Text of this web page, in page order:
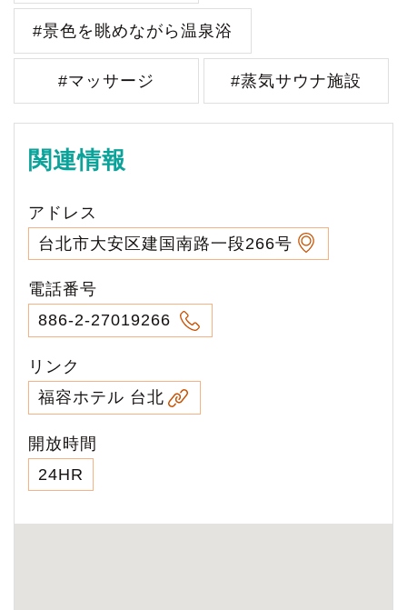
#景色を眺めながら温泉浴
#マッサージ #蒸気サウナ施設
関連情報
アドレス
台北市大安区建国南路一段266号
電話番号
886-2-27019266
リンク
福容ホテル 台北
開放時間
24HR